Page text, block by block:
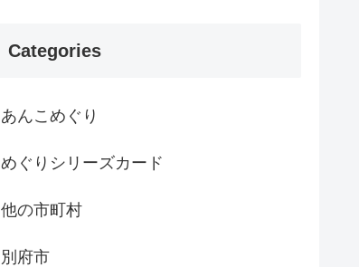
Categories
あんこめぐり
めぐりシリーズカード
他の市町村
別府市